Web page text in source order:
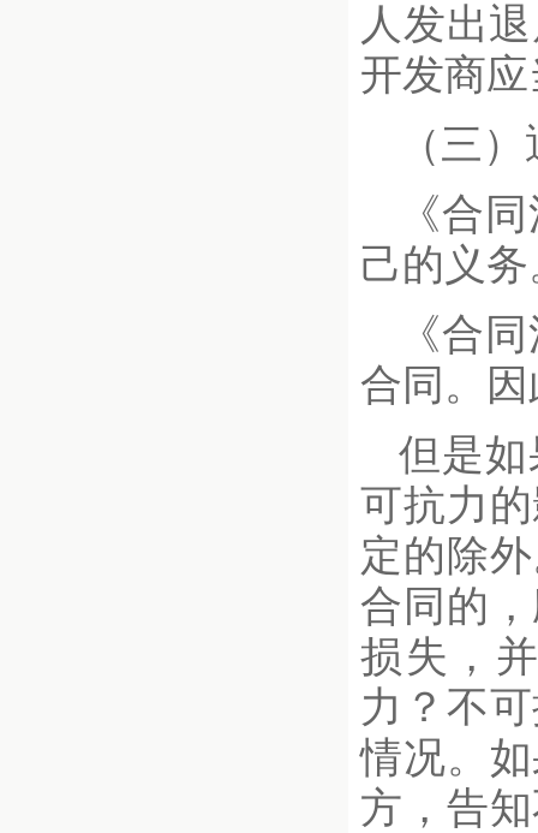
人发出
开发商
（三
《合
己的义
《合
合同。
但是
可抗力
定的除
合同的
损失，
力？不
情况。
方，告